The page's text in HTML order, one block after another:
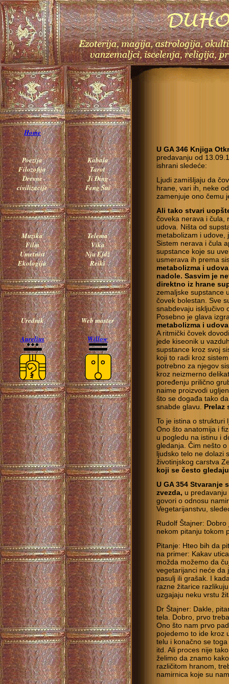
Home
Poezija
Filozofija
Drevne
civilizacije
Muzika
Film
Umetnist
Ekologija
Urednik
Aurelius
Kabala
Tarot
Ji Đing
Feng Šui
Telema
Vika
Nju Ejdž
Reiki
Web master
Willow
U GA 346 Knjiga
predavanju od
ishrani sledeće:
Ljudi zamišljaju da
hrane, vari ih, neke
zamenjuje ono čemu
Ali tako stvari
čoveka nerava i čula,
udova. Ništa od
metabolizam i udove,
Sistem nerava i čula
supstance koje su
usmerava ih prema
metabolizma i
nadole. Sasvim je
direktno iz hrane
zemaljske supstance
čovek bolestan. Sve
snabdevaju isključivo
Posebno je glava
metabolizma i
A ritmički čovek
jede kiseonik u
supstance kroz svoj
koji to radi kroz
potrebno za njegov
kroz neizmerno
poređenju prilično
naime proizvodi
što se događa tako
snabde glavu. Prelaz
To je istina o strukturi
Ono što anatomija i
u pogledu na istinu i
gledanja. Čim nešto
ljudsko telo ne dolazi
životinjskog carstva
koji se često
U GA 354 Stvaranje
zvezda, u
govori o odnosu
Vegetarijanstvu,
Rudolf Štajner:
nekom pitanju tokom
Pitanje: Hteo bih da
na primer: Kakav
možda možemo da
vegetarijanci neće da
pasulj ili grašak. I
razne žitarice
uzgajaju neku vrstu
Dr Štajner: Dakle,
tela. Dobro, prvo
Ono što nam prvo
pojedemo to ide kroz
telu i konačno se
itd. Ali proces nije
želimo da znamo
različitom hranom,
namirnica koje su